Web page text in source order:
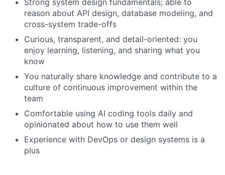
Strong system design fundamentals; able to
reason about API design, database modeling, and
cross-system trade-offs
Curious, transparent, and detail-oriented: you
enjoy learning, listening, and sharing what you
know
You naturally share knowledge and contribute to a
culture of continuous improvement within the
team
Comfortable using AI coding tools daily and
opinionated about how to use them well
Experience with DevOps or design systems is a
plus